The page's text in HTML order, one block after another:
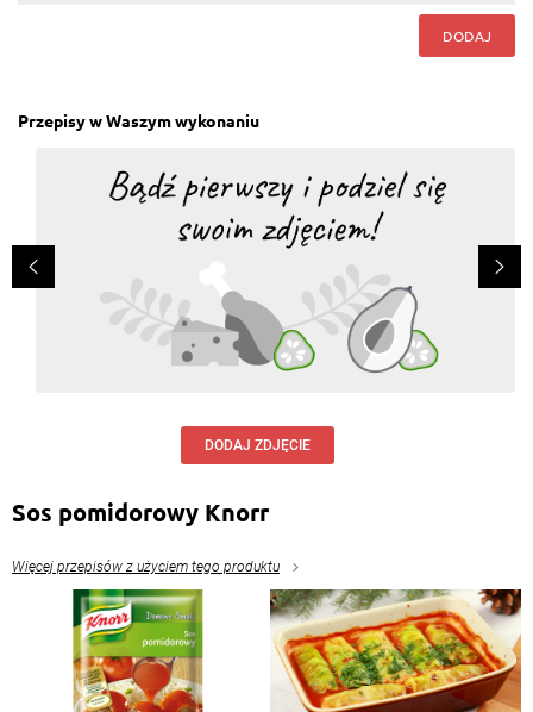
DODAJ
Przepisy w Waszym wykonaniu
DODAJ ZDJĘCIE
Sos pomidorowy Knorr
Więcej przepisów z użyciem tego produktu